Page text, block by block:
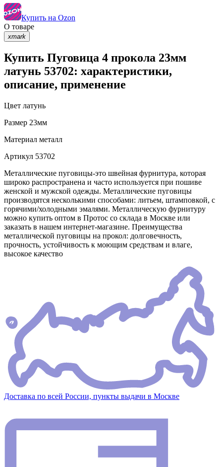
Купить на Ozon
О товаре
xmark
Купить Пуговица 4 прокола 23мм
латунь 53702: характеристики,
описание, применение
Цвет латунь
Размер 23мм
Материал металл
Артикул 53702
Металлические пуговицы-это швейная фурнитура, которая
широко распространена и часто используется при пошиве
женской и мужской одежды. Металлические пуговицы
производятся несколькими способами: литьем, штамповкой, с
горячими/холодными эмалями. Металлическую фурнитуру
можно купить оптом в Протос со склада в Москве или
заказать в нашем интернет-магазине. Преимущества
металлической пуговицы на прокол: долговечность,
прочность, устойчивость к моющим средствам и влаге,
высокое качество
Доставка по всей России, пункты выдачи в Москве